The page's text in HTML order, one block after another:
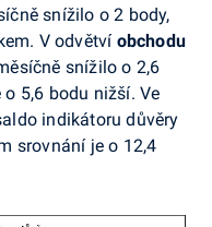
snížilo o 2 body,
V odvětví obchodu
snížilo o 2,6
5,6 bodu nižší. Ve
indikátoru důvěry
srovnání je o 12,4